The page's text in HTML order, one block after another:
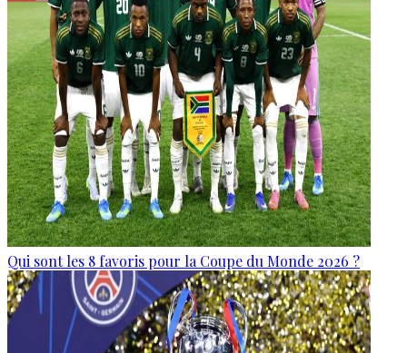
Qui sont les 8 favoris pour la Coupe du Monde 2026 ?